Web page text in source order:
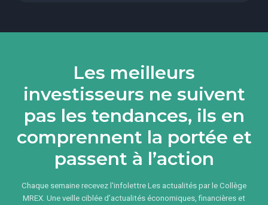
Les meilleurs
investisseurs ne suivent
pas les tendances, ils en
comprennent la portée et
passent à l’action
Chaque semaine recevez l'infolettre Les actualités par le Collège
MREX. Une veille ciblée d’actualités économiques, financières et